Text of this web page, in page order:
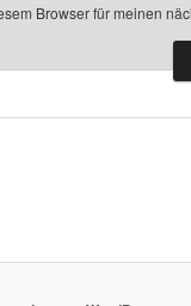
Browser für meinen